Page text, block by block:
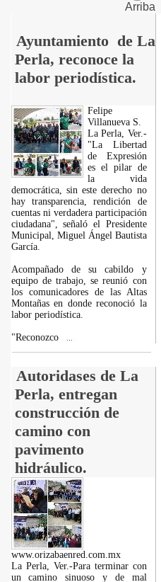
Ayuntamiento de La
Perla, reconoce la
labor periodística.
Felipe
Villanueva S.
La Perla, Ver.-
"La Libertad
de Expresión
es el pilar de
la vida
democrática, sin este derecho no
hay transparencia, rendición de
cuentas ni verdadera participación
ciudadana", señaló el Presidente
Municipal, Miguel Ángel Bautista
García.
Acompañado de su cabildo y
equipo de trabajo, se reunió con
los comunicadores de las Altas
Montañas en donde reconoció la
labor periodística.
"Reconozco
Autoridases de La
Perla, entregan
construcción de
camino con
pavimento
hidráulico.
www.orizabaenred.com.mx
La Perla, Ver.-Para terminar con
un camino sinuoso y de mal